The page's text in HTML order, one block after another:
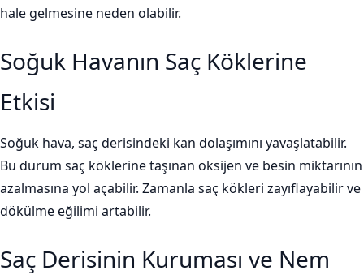
hale gelmesine neden olabilir.
Soğuk Havanın Saç Köklerine
Etkisi
Soğuk hava, saç derisindeki kan dolaşımını yavaşlatabilir.
Bu durum saç köklerine taşınan oksijen ve besin miktarının
azalmasına yol açabilir. Zamanla saç kökleri zayıflayabilir ve
dökülme eğilimi artabilir.
Saç Derisinin Kuruması ve Nem